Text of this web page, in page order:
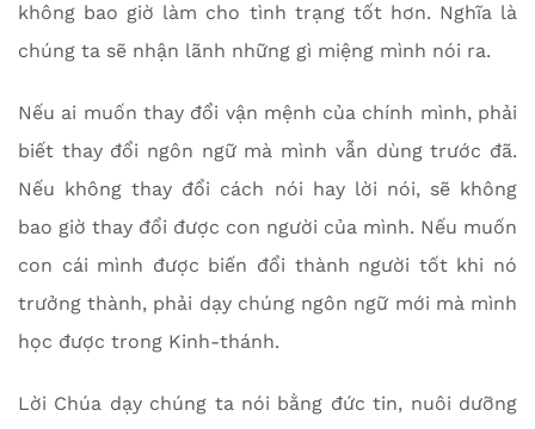
không bao giờ làm cho tình trạng tốt hơn. Nghĩa là
chúng ta sẽ nhận lãnh những gì miệng mình nói ra.
Nếu ai muốn thay đổi vận mệnh của chính mình, phải
biết thay đổi ngôn ngữ mà mình vẫn dùng trước đã.
Nếu không thay đổi cách nói hay lời nói, sẽ không
bao giờ thay đổi được con người của mình. Nếu muốn
con cái mình được biến đổi thành người tốt khi nó
trưởng thành, phải dạy chúng ngôn ngữ mới mà mình
học được trong Kinh-thánh.
Lời Chúa dạy chúng ta nói bằng đức tin, nuôi dưỡng